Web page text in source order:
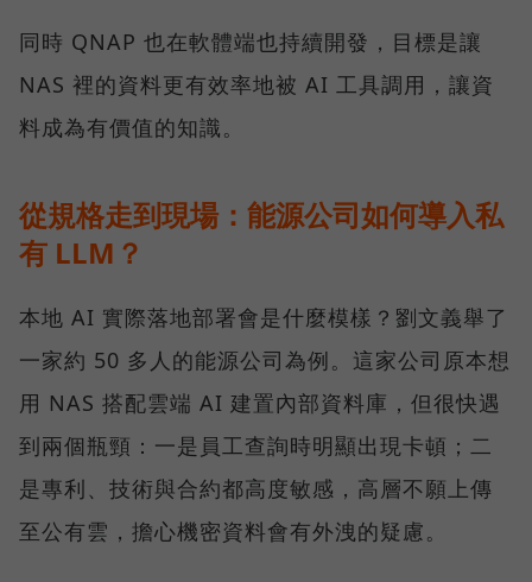
同時 QNAP 也在軟體端也持續開發，目標是讓
NAS 裡的資料更有效率地被 AI 工具調用，讓資
料成為有價值的知識。
從規格走到現場：能源公司如何導入私
有 LLM？
本地 AI 實際落地部署會是什麼模樣？劉文義舉了
一家約 50 多人的能源公司為例。這家公司原本想
用 NAS 搭配雲端 AI 建置內部資料庫，但很快遇
到兩個瓶頸：一是員工查詢時明顯出現卡頓；二
是專利、技術與合約都高度敏感，高層不願上傳
至公有雲，擔心機密資料會有外洩的疑慮。